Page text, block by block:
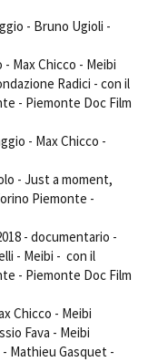
- Bruno Ugioli -
Max Chicco - Meibi
Radici - con il
- Piemonte Doc Film
- Max Chicco -
- Just a moment,
Piemonte -
- documentario -
- Meibi - con il
- Piemonte Doc Film
Chicco - Meibi
Fava - Meibi
Mathieu Gasquet -